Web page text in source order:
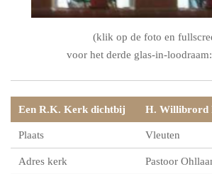
(klik op de foto en
voor het derde glas-in-loodraam:
Een R.K. Kerk dichtbij H. Willibrord
Plaats Vleuten
Adres kerk Pastoor